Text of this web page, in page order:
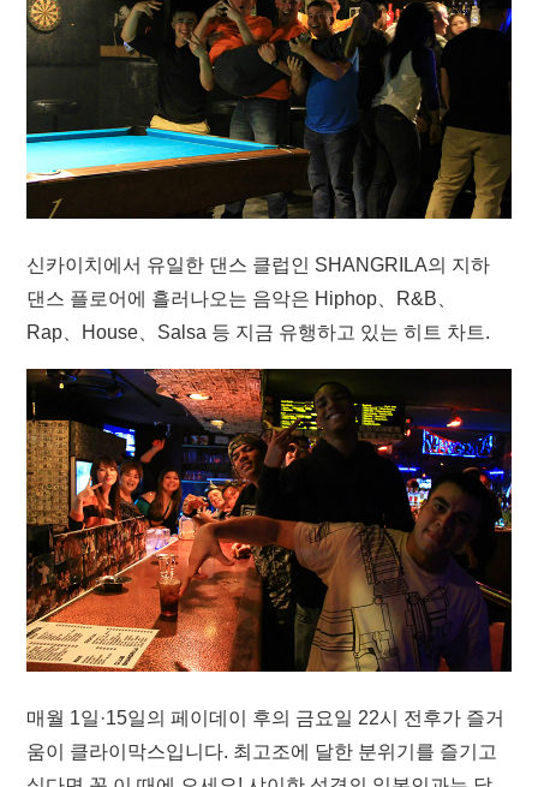
신카이치에서 유일한 댄스 클럽인 SHANGRILA의 지하
댄스 플로어에 흘러나오는 음악은 Hiphop、R&B、
Rap、House、Salsa 등 지금 유행하고 있는 히트 차트.
매월 1일·15일의 페이데이 후의 금요일 22시 전후가 즐거
움이 클라이막스입니다. 최고조에 달한 분위기를 즐기고